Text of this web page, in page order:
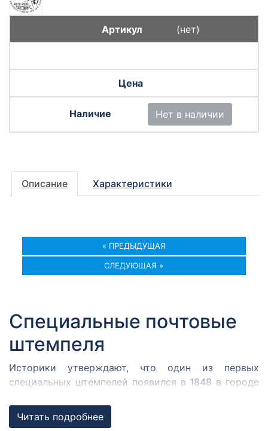
(нет)
Нет в наличии
Описание Характеристики
« ПРЕДЫДУЩАЯ
СЛЕДУЮЩАЯ »
Специальные почтовые
штемпеля
Историки утверждают, что один из первых
специальных штемпелей появился в 1848 в городе
собрался Кромержижский парламент.
Парламентарии решили отметить его работу
Читать подробнее